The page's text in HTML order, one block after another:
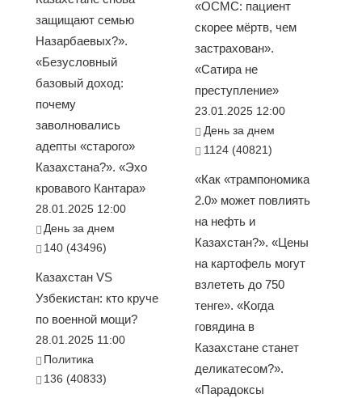
защищают семью
Назарбаевых?».
«Безусловный
базовый доход:
почему
заволновались
адепты «старого»
Казахстана?». «Эхо
кровавого Кантара»
28.01.2025 12:00
День за днем
140 (43496)
Казахстан VS
Узбекистан: кто круче
по военной мощи?
28.01.2025 11:00
Политика
136 (40833)
«ОСМС: пациент
скорее мёртв, чем
застрахован».
«Сатира не
преступление»
23.01.2025 12:00
День за днем
1124 (40821)
«Как «трампономика
2.0» может повлиять
на нефть и
Казахстан?». «Цены
на картофель могут
взлететь до 750
тенге». «Когда
говядина в
Казахстане станет
деликатесом?».
«Парадоксы